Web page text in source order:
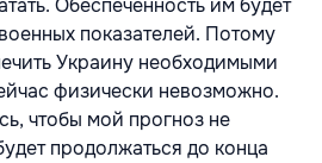
Обеспеченность им будет
показателей. Потому
Украину необходимыми
физически невозможно.
чтобы мой прогноз не
продолжаться до конца